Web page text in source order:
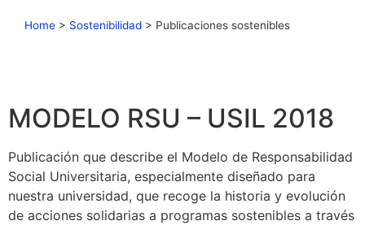
Home > Sostenibilidad > Publicaciones sostenibles
MODELO RSU – USIL 2018
Publicación que describe el Modelo de Responsabilidad
Social Universitaria, especialmente diseñado para
nuestra universidad, que recoge la historia y evolución
de acciones solidarias a programas sostenibles a través